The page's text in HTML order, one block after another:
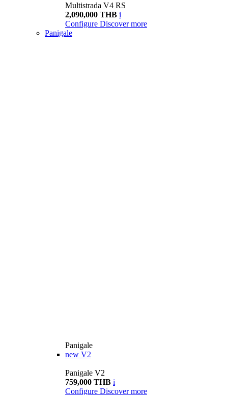
Multistrada V4 RS
2,090,000 THB i
Configure Discover more
Panigale
Panigale
new V2
Panigale V2
759,000 THB i
Configure Discover more